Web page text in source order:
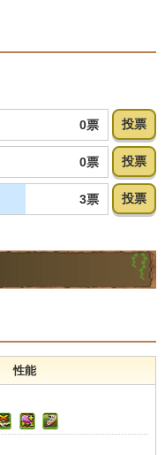
0票 投票
0票 投票
3票 投票
性能